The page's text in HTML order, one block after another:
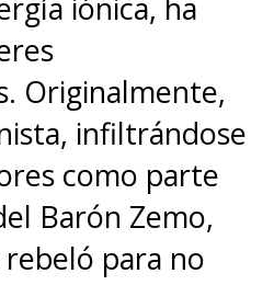
iónica, ha
Originalmente,
infiltrándose
como parte
Barón Zemo,
para no